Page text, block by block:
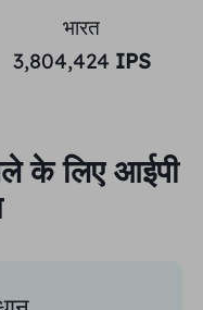
भारत
3,804,424 IPS
के लिए आईपी